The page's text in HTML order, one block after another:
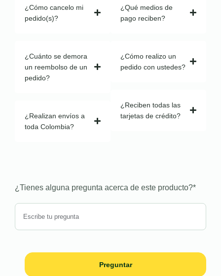
¿Cómo cancelo mi
pedido(s)?
¿Cuánto se demora
un reembolso de un
pedido?
¿Realizan envíos a
toda Colombia?
¿Qué medios de
pago reciben?
¿Cómo realizo un
pedido con ustedes?
¿Reciben todas las
tarjetas de crédito?
¿Tienes alguna pregunta acerca de este producto?*
Preguntar